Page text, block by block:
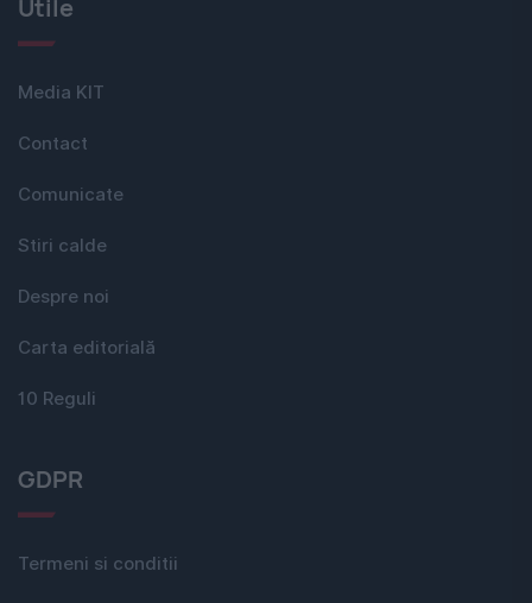
Utile
Media KIT
Contact
Comunicate
Stiri calde
Despre noi
Carta editorială
10 Reguli
GDPR
Termeni si conditii